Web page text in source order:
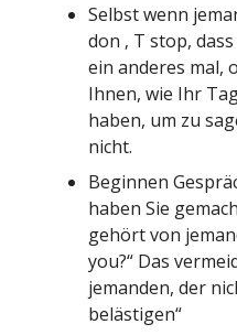
Selbst wenn
don ‚ T stop,
ein anderes mal,
Ihnen, wie Ihr
haben, um zu
nicht.
Beginnen
haben Sie
gehört von
you?“ Das
jemanden, der
belästigen“